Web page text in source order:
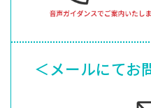
＜メールにてお